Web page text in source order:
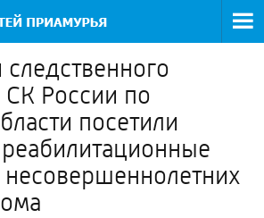
СК России по
посетили